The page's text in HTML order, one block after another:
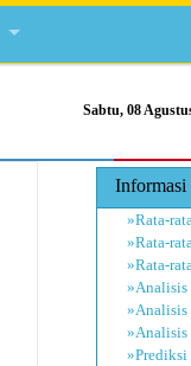
Sabtu, 08
»Rata-
»Rata-
»Rata-
»Analisis
»Analisis
»Analisis
»Prediksi